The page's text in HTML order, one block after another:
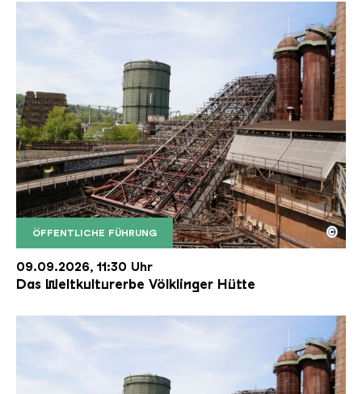
ÖFFENTLICHE FÜHRUNG
Der Erzschrägaufzug der Völklinger Hütte mit
Copyright: Weltkulturerbe Völklinger Hütte | Karl
©
09.09.2026, 11:30 Uhr
Das Weltkulturerbe Völklinger Hütte